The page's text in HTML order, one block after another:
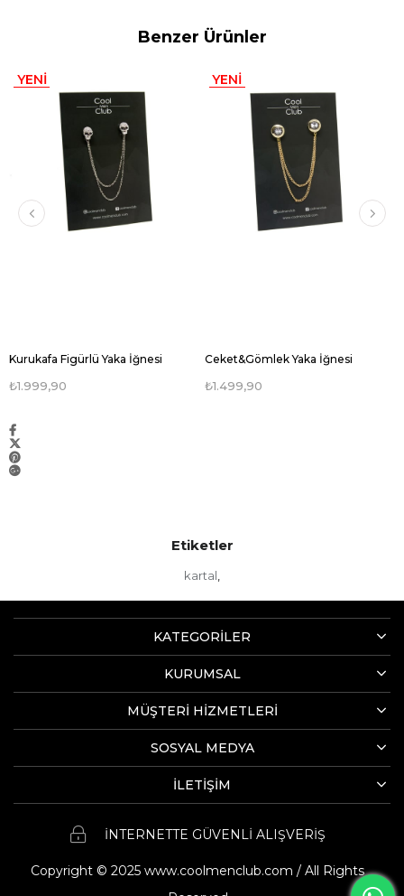
Benzer Ürünler
Kurukafa Figürlü Yaka İğnesi
₺1.999,90
YENI
Ceket&Gömlek Yaka İğnesi
₺1.499,90
YENI
Etiketler
kartal,
KATEGORİLER
KURUMSAL
MÜŞTERİ HİZMETLERİ
SOSYAL MEDYA
İLETİŞİM
İNTERNETTE GÜVENLİ ALIŞVERİŞ
Copyright © 2025 www.coolmenclub.com / All Rights